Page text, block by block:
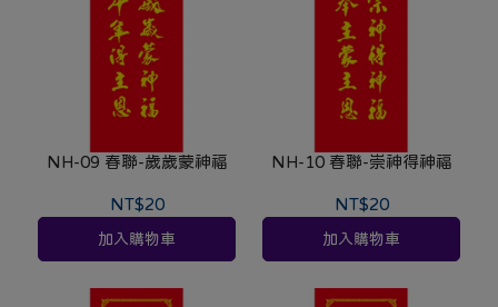
NH-09 春聯-歲歲蒙神福
NT$20
加入購物車
NH-10 春聯-崇神得神福
NT$20
加入購物車